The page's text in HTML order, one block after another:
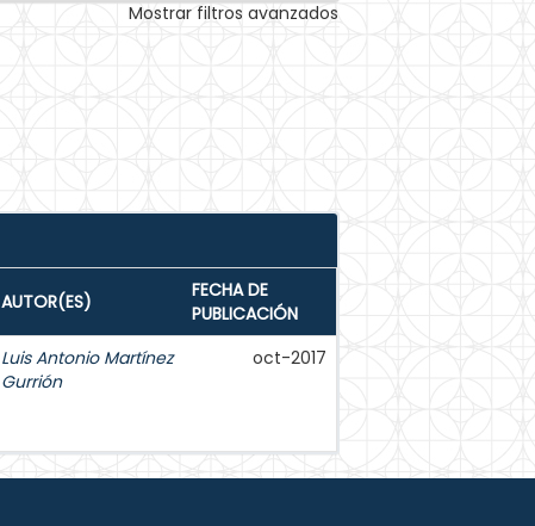
Mostrar filtros avanzados
AUTOR(ES)
FECHA DE
PUBLICACIÓN
Luis Antonio Martínez
Gurrión
oct-2017